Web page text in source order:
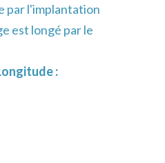
par l'implantation
est longé par le
: